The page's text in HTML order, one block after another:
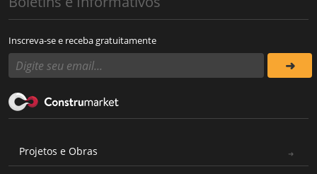
Inscreva-se e receba gratuitamente
Projetos e Obras